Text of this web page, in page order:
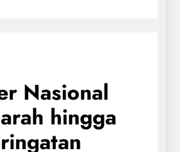
Nasional
hingga